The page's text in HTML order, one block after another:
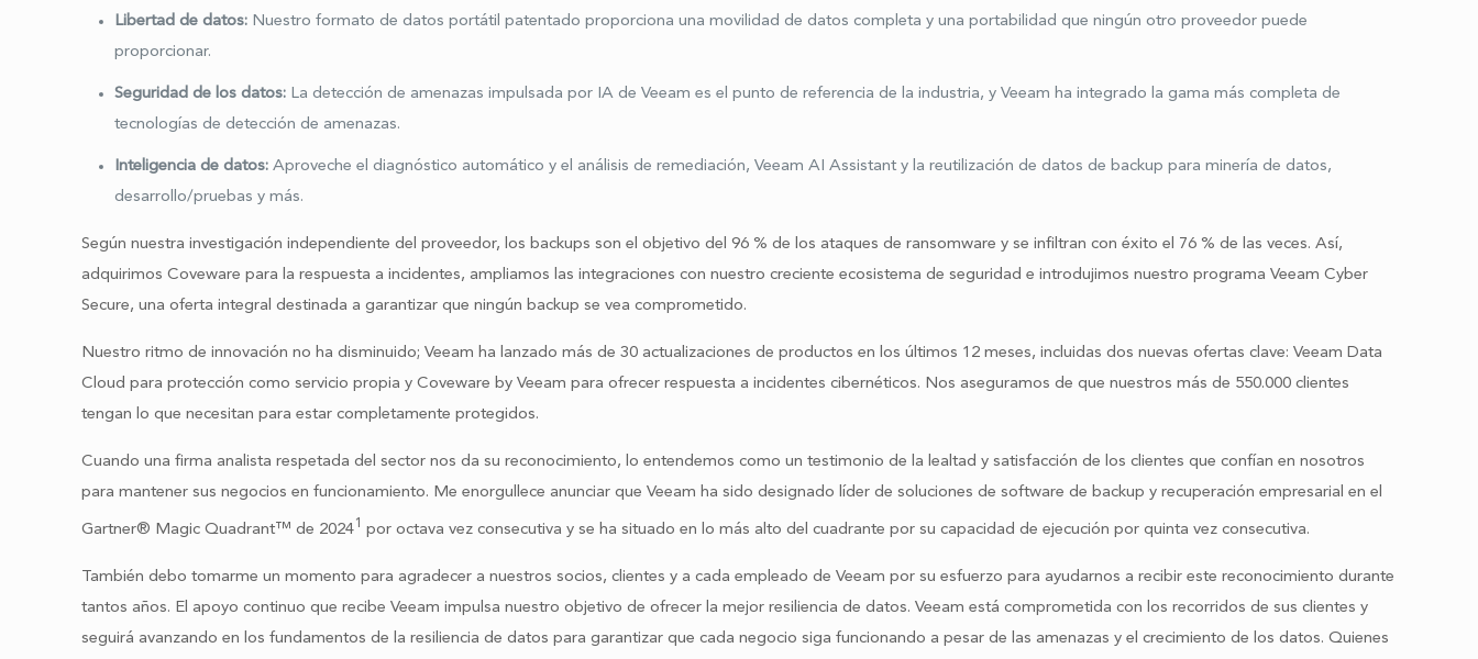
Libertad de datos: Nuestro formato de datos portátil patentado proporciona una movilidad de datos completa y una portabilidad que ningún otro proveedor puede
proporcionar.
Seguridad de los datos: La detección de amenazas impulsada por IA de Veeam es el punto de referencia de la industria, y Veeam ha integrado la gama más completa de
tecnologías de detección de amenazas.
Inteligencia de datos: Aproveche el diagnóstico automático y el análisis de remediación, Veeam AI Assistant y la reutilización de datos de backup para minería de datos,
desarrollo/pruebas y más.
Según nuestra investigación independiente del proveedor, los backups son el objetivo del 96 % de los ataques de ransomware y se infiltran con éxito el 76 % de las veces. Así,
adquirimos Coveware para la respuesta a incidentes, ampliamos las integraciones con nuestro creciente ecosistema de seguridad e introdujimos nuestro programa Veeam Cyber
Secure, una oferta integral destinada a garantizar que ningún backup se vea comprometido.
Nuestro ritmo de innovación no ha disminuido; Veeam ha lanzado más de 30 actualizaciones de productos en los últimos 12 meses, incluidas dos nuevas ofertas clave: Veeam Data
Cloud para protección como servicio propia y Coveware by Veeam para ofrecer respuesta a incidentes cibernéticos. Nos aseguramos de que nuestros más de 550.000 clientes
tengan lo que necesitan para estar completamente protegidos.
Cuando una firma analista respetada del sector nos da su reconocimiento, lo entendemos como un testimonio de la lealtad y satisfacción de los clientes que confían en nosotros
para mantener sus negocios en funcionamiento. Me enorgullece anunciar que Veeam ha sido designado líder de soluciones de software de backup y recuperación empresarial en el
Gartner® Magic Quadrant™ de 20241 por octava vez consecutiva y se ha situado en lo más alto del cuadrante por su capacidad de ejecución por quinta vez consecutiva.
También debo tomarme un momento para agradecer a nuestros socios, clientes y a cada empleado de Veeam por su esfuerzo para ayudarnos a recibir este reconocimiento durante
tantos años. El apoyo continuo que recibe Veeam impulsa nuestro objetivo de ofrecer la mejor resiliencia de datos. Veeam está comprometida con los recorridos de sus clientes y
seguirá avanzando en los fundamentos de la resiliencia de datos para garantizar que cada negocio siga funcionando a pesar de las amenazas y el crecimiento de los datos. Quienes